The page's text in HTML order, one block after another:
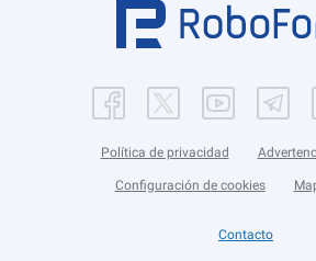
Política de privacidad
Configuración de cookies
Contacto